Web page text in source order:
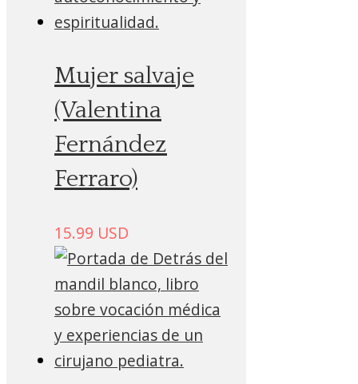
Mujer salvaje
(Valentina
Fernández
Ferraro)
15.99 USD